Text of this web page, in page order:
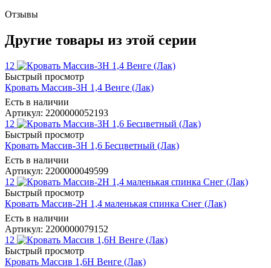
Отзывы
Другие товары из этой серии
12
Быстрый просмотр
Кровать Массив-3Н 1,4 Венге (Лак)
Есть в наличии
Артикул: 2200000052193
12
Быстрый просмотр
Кровать Массив-3Н 1,6 Бесцветный (Лак)
Есть в наличии
Артикул: 2200000049599
12
Быстрый просмотр
Кровать Массив-2Н 1,4 маленькая спинка Снег (Лак)
Есть в наличии
Артикул: 2200000079152
12
Быстрый просмотр
Кровать Массив 1,6Н Венге (Лак)